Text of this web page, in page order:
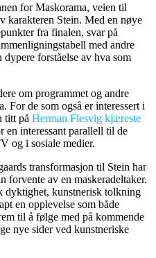
for Maskorama, veien til
karakteren Stein. Med en nøye
fra finalen, svar på
med andre
forståelse av hva som
om programmet og andre
For de som også er interessert i
titt på Herman Flesvig kjæreste
en interessant parallell til de
og i sosiale medier.
transformasjon til Stein har
forvente av en maskeradeltaker.
dyktighet, kunstnerisk tolkning
en opplevelse som både
til å følge med på kommende
nye sider ved kunstneriske